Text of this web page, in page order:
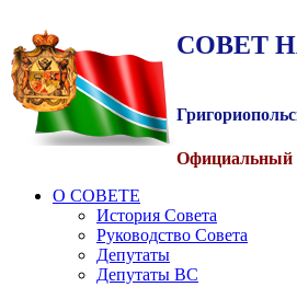
СОВЕТ
Официальный
О СОВЕТЕ
История Совета
Руководство Совета
Депутаты
Депутаты ВС